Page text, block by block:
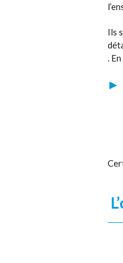
Ils
.